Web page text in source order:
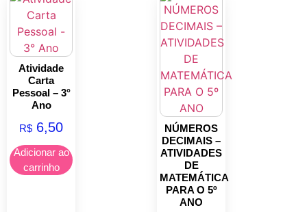
Atividade
Carta
Pessoal – 3°
Ano
R$ 6,50
Adicionar ao
carrinho
NÚMEROS
DECIMAIS –
ATIVIDADES
DE
MATEMÁTICA
PARA O 5º
ANO